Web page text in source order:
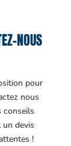
NOUS
pour
nous
conseils
un devis
!